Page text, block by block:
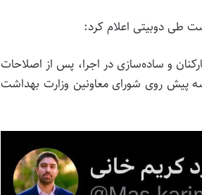
طی دوبیتی اعلام کرد:
و ساده‌سازی در اجرا، پس از اصلاحات
پیش روی شورای معاونین وزارت بهداشت